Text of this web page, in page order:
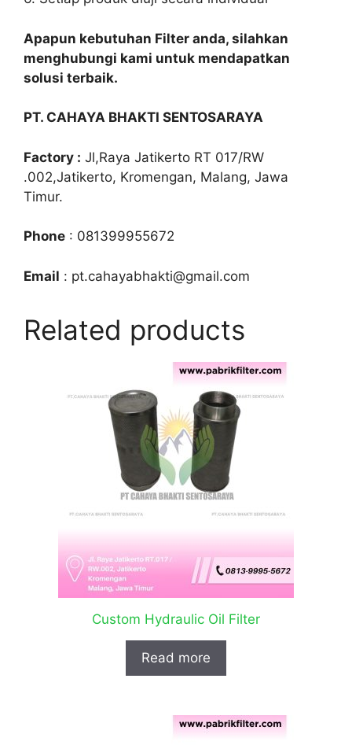
Apapun kebutuhan Filter anda, silahkan
menghubungi kami untuk mendapatkan
solusi terbaik.
PT. CAHAYA BHAKTI SENTOSARAYA
Factory : Jl,Raya Jatikerto RT 017/RW
.002,Jatikerto, Kromengan, Malang, Jawa
Timur.
Phone : 081399955672
Email : pt.cahayabhakti@gmail.com
Related products
Custom Hydraulic Oil Filter
Read more